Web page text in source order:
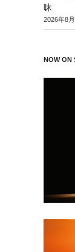
昧
2026年8
NOW ON